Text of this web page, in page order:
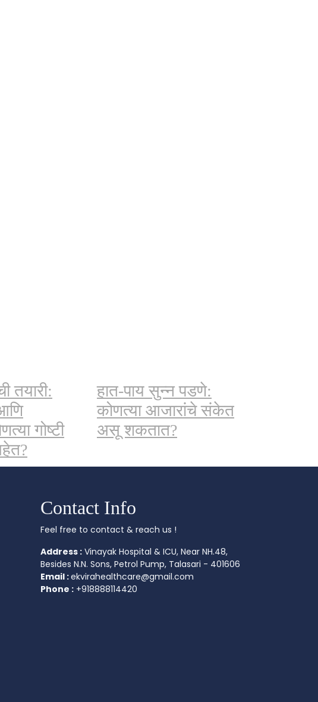
तयारी:
गोष्टी
हात-पाय सुन्न पडणे:
कोणत्या आजारांचे संकेत
असू शकतात?
Contact Info
Feel free to contact & reach us !
Address : Vinayak Hospital & ICU, Near NH.48,
Besides N.N. Sons, Petrol Pump, Talasari - 401606
Email :ekvirahealthcare@gmail.com
Phone : +918888114420